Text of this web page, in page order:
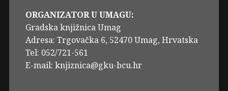
ORGANIZATOR U UMAGU:
Gradska knjižnica Umag
Adresa: Trgovačka 6, 52470 Umag, Hrvatska
Tel: 052/721-561
E-mail: knjiznica@gku-bcu.hr